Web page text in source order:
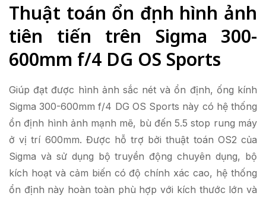
Thuật toán ổn định hình ảnh
tiên tiến trên Sigma 300-
600mm f/4 DG OS Sports
Giúp đạt được hình ảnh sắc nét và ổn định, ống kính
Sigma 300-600mm f/4 DG OS Sports này có hệ thống
ổn định hình ảnh mạnh mẽ, bù đến 5.5 stop rung máy
ở vị trí 600mm. Được hỗ trợ bởi thuật toán OS2 của
Sigma và sử dụng bộ truyền động chuyên dụng, bộ
kích hoạt và cảm biến có độ chính xác cao, hệ thống
ổn định này hoàn toàn phù hợp với kích thước lớn và